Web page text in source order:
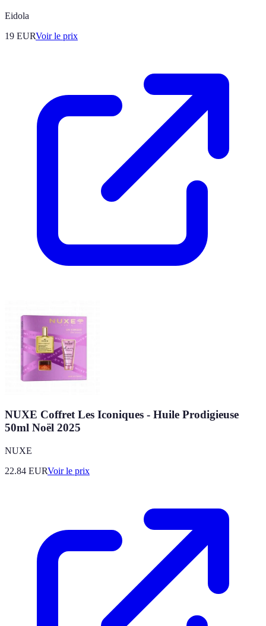
Eidola
19 EURVoir le prix
NUXE Coffret Les Iconiques - Huile Prodigieuse
50ml Noël 2025
NUXE
22.84 EURVoir le prix